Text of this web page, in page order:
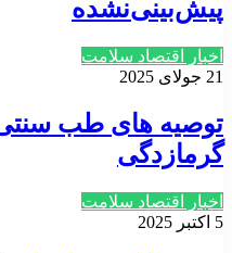
پیش‌بینی‌نشده
اخبار اقتصاد سلامت
21 جولای 2025
توصیه های طب سنتی
گرمازدگی
اخبار اقتصاد سلامت
5 اکتبر 2025